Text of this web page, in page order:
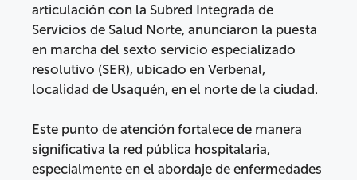
articulación con la Subred Integrada de
Servicios de Salud Norte, anunciaron la puesta
en marcha del sexto servicio especializado
resolutivo (SER), ubicado en Verbenal,
localidad de Usaquén, en el norte de la ciudad.
Este punto de atención fortalece de manera
significativa la red pública hospitalaria,
especialmente en el abordaje de enfermedades